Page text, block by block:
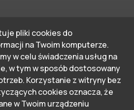
Imprezy
Dla Biznesu
pliki cookies do
na Twoim komputerze.
w celu świadczenia usług na
w tym w sposób dostosowany
Korzystanie z witryny bez
cookies oznacza, że
w Twoim urządzeniu